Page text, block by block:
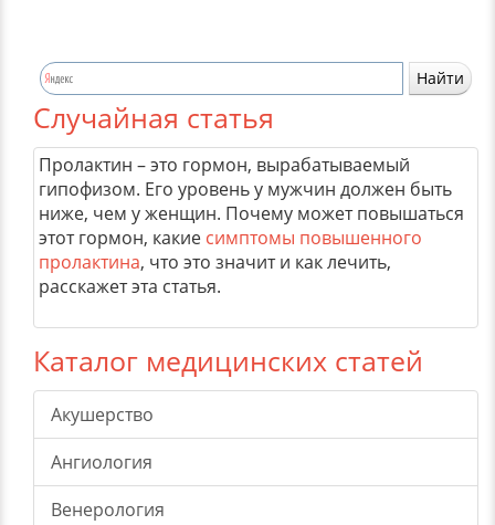
Случайная статья
Пролактин – это гормон, вырабатываемый
гипофизом. Его уровень у мужчин должен быть
ниже, чем у женщин. Почему может повышаться
этот гормон, какие симптомы повышенного
пролактина, что это значит и как лечить,
расскажет эта статья.
Каталог медицинских статей
Акушерство
Ангиология
Венерология